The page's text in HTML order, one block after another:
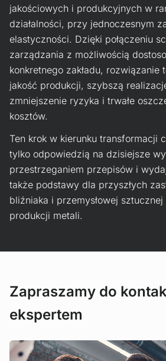
jakościowych i produkcyjnych w
działalności, przy jednoczesnym
elastyczności. Dzięki połączeniu
zarządzania z możliwością
konkretnego zakładu, rozwiązanie
jakość produkcji, szybszą
zmniejszenie ryzyka i trwałe
kosztów.
Ten krok w kierunku transformacji
tylko odpowiedzią na dzisiejsze
przestrzeganiem przepisów i
także podstawy dla przyszłych
bliźniaka i przemysłowej
produkcji metali.
Zapraszamy do
ekspertem